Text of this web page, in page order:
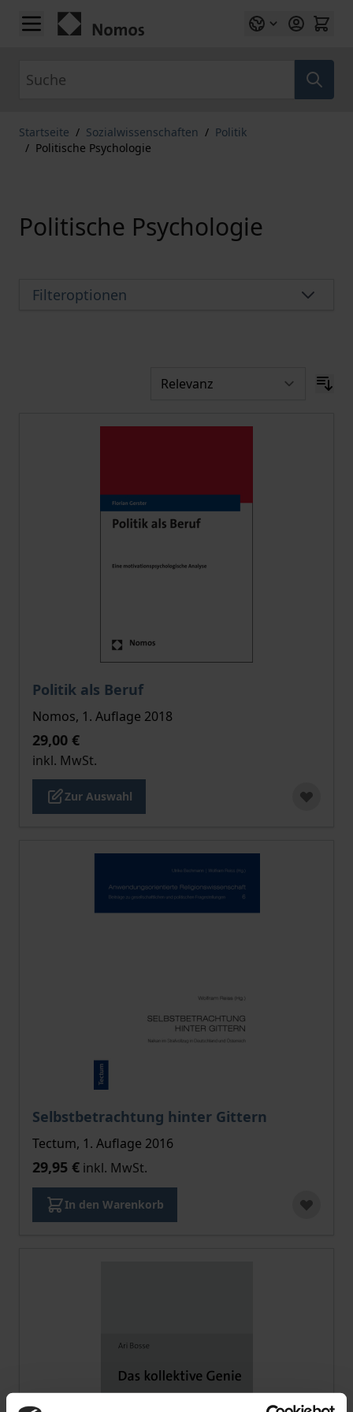
Zum Inhalt springen
Startseite / Sozialwissenschaften / Politik
/ Politische Psychologie
Politische Psychologie
Filteroptionen
Politik als Beruf
Der Preis dieses Titels richtet sich nach der
Nomos, 1. Auflage 2018
29,00 €
inkl. MwSt.
Zur Auswahl
Selbstbetrachtung hinter Gittern
Tectum, 1. Auflage 2016
29,95 € inkl. MwSt.
In den Warenkorb